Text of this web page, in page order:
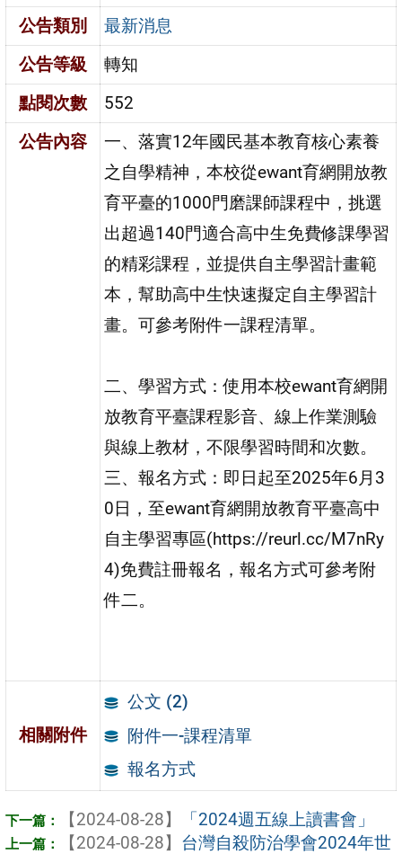
公告類別
最新消息
公告等級
轉知
點閱次數
552
公告內容
一、落實12年國民基本教育核心素養
之自學精神，本校從ewant育網開放教
育平臺的1000門磨課師課程中，挑選
出超過140門適合高中生免費修課學習
的精彩課程，並提供自主學習計畫範
本，幫助高中生快速擬定自主學習計
畫。可參考附件一課程清單。
二、學習方式：使用本校ewant育網開
放教育平臺課程影音、線上作業測驗
與線上教材，不限學習時間和次數。
三、報名方式：即日起至2025年6月3
0日，至ewant育網開放教育平臺高中
自主學習專區(https://reurl.cc/M7nRy
4)免費註冊報名，報名方式可參考附
件二。
相關附件
公文 (2)
附件一-課程清單
報名方式
【2024-08-28】
「2024週五線上讀書會」
【2024-08-28】 台灣自殺防治學會2024年世